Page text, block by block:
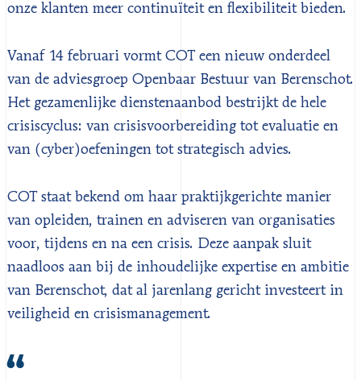
onze klanten meer continuïteit en flexibiliteit bieden.
Vanaf 14 februari vormt COT een nieuw onderdeel
van de adviesgroep Openbaar Bestuur van Berenschot.
Het gezamenlijke dienstenaanbod bestrijkt de hele
crisiscyclus: van crisisvoorbereiding tot evaluatie en
van (cyber)oefeningen tot strategisch advies.
COT staat bekend om haar praktijkgerichte manier
van opleiden, trainen en adviseren van organisaties
voor, tijdens en na een crisis. Deze aanpak sluit
naadloos aan bij de inhoudelijke expertise en ambitie
van Berenschot, dat al jarenlang gericht investeert in
veiligheid en crisismanagement.